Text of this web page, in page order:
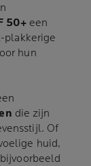
50+een
plakkerige
hun
die zijn
Of
huid,